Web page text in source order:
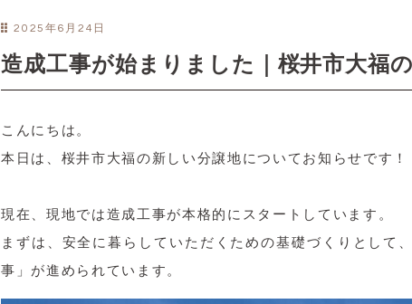
2025年6月24日
造成工事が始まりました｜桜井市大福
こんにちは。
本日は、桜井市大福の新しい分譲地についてお知らせです！
現在、現地では造成工事が本格的にスタートしています。
まずは、安全に暮らしていただくための基礎づくりとして
事」が進められています。